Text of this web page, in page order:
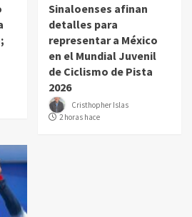
Sinaloenses afinan
detalles para
representar a México
en el Mundial Juvenil
de Ciclismo de Pista
2026
Cristhopher Islas
2 horas hace